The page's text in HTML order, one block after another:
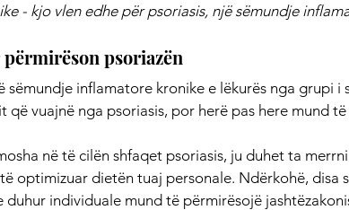
- kjo vlen edhe për psoriasis, një sëmundje
psoriazën
sëmundje inflamatore kronike e lëkurës nga grupi i
që vuajnë nga psoriasis, por herë pas here mund
në të cilën shfaqet psoriasis, ju duhet ta
optimizuar dietën tuaj personale. Ndërkohë, disa
duhur individuale mund të përmirësojë